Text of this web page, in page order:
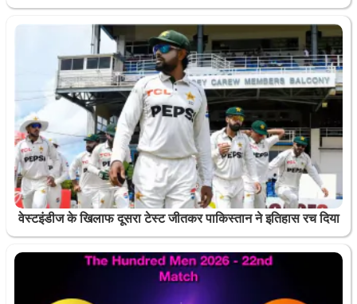
वेस्टइंडीज के खिलाफ दूसरा टेस्ट जीतकर पाकिस्तान ने इतिहास रच दिया